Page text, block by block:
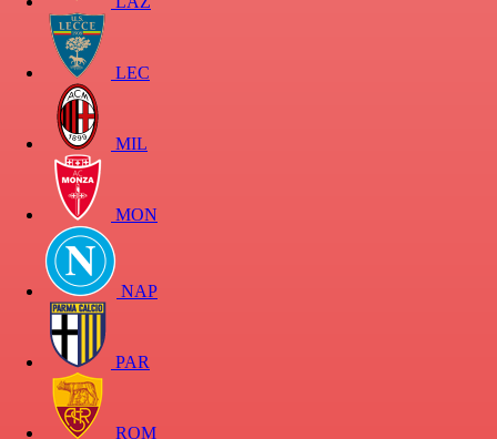
LEC
MIL
MON
NAP
PAR
ROM